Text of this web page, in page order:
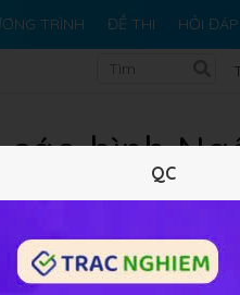
TRÌNH ĐỀ THI HỎI ĐÁP
bình
như cần tìm hiểu thêm
QC